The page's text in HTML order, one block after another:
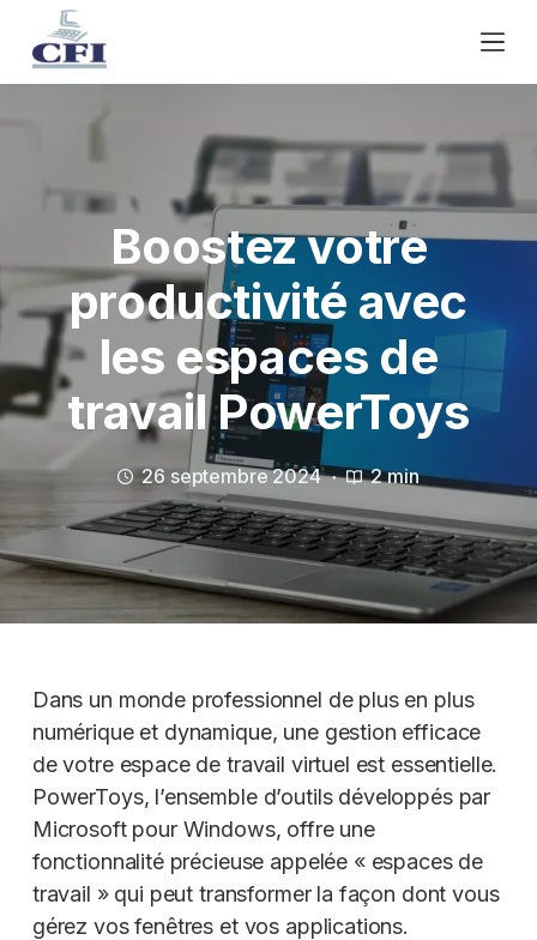
a
s
n
e
n
Boostez votre
productivité avec
les espaces de
travail PowerToys
26 septembre 2024 2 min
Dans un monde professionnel de plus en plus
numérique et dynamique, une gestion efficace
de votre espace de travail virtuel est essentielle.
PowerToys, l’ensemble d’outils développés par
Microsoft pour Windows, offre une
fonctionnalité précieuse appelée « espaces de
travail » qui peut transformer la façon dont vous
gérez vos fenêtres et vos applications.